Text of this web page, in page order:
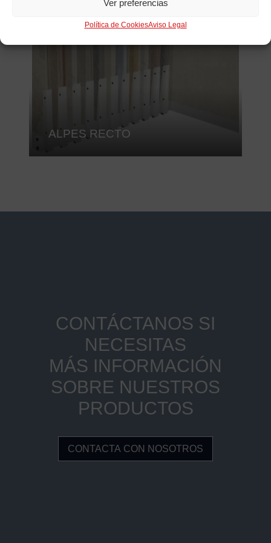
Ver preferencias
Política de CookiesAviso Legal
ALPES RECTO
CONTÁCTANOS SI
NECESITAS
MÁS INFORMACIÓN
SOBRE NUESTROS
PRODUCTOS
CONTACTA CON NOSOTROS